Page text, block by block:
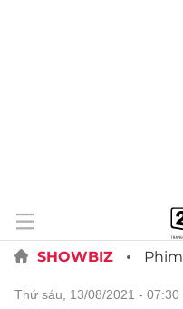
SHOWBIZ Phim
thứ sáu, 13/08/2021 - 07:30